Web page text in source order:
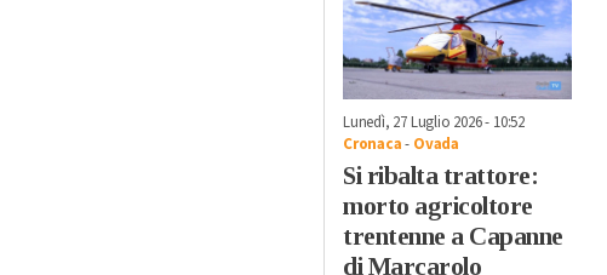
Lunedì, 27 Luglio 2026 - 10:52
Cronaca- Ovada
Si ribalta trattore:
morto agricoltore
trentenne a Capanne
di Marcarolo